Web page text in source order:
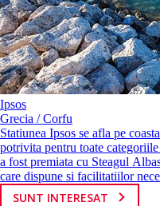
Ipsos
Grecia / Corfu
Statiunea Ipsos se afla pe
potrivita pentru toate
a fost premiata cu Steagul
care dispune si facilitatiilor
SUNT INTERESAT